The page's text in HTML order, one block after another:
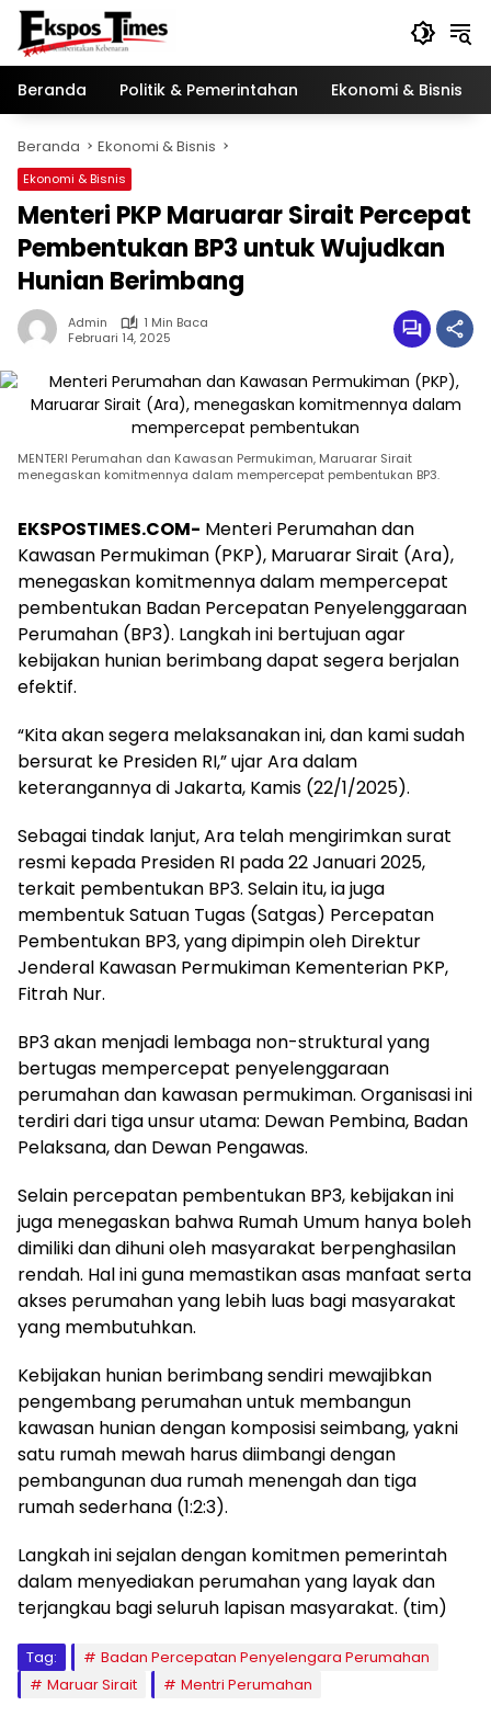
Langsung
konten
Beranda
Politik & Pemerintahan Ekonomi & Bisnis
Beranda Ekonomi & Bisnis
Ekonomi & Bisnis
Menteri PKP Maruarar Sirait Percepat
Pembentukan BP3 untuk Wujudkan
Hunian Berimbang
Admin
1 Min Baca
Februari 14, 2025
MENTERI Perumahan dan Kawasan Permukiman, Maruarar Sirait
menegaskan komitmennya dalam mempercepat pembentukan BP3.
EKSPOSTIMES.COM- Menteri Perumahan dan
Kawasan Permukiman (PKP), Maruarar Sirait (Ara),
menegaskan komitmennya dalam mempercepat
pembentukan Badan Percepatan Penyelenggaraan
Perumahan (BP3). Langkah ini bertujuan agar
kebijakan hunian berimbang dapat segera berjalan
efektif.
“Kita akan segera melaksanakan ini, dan kami sudah
bersurat ke Presiden RI,” ujar Ara dalam
keterangannya di Jakarta, Kamis (22/1/2025).
Sebagai tindak lanjut, Ara telah mengirimkan surat
resmi kepada Presiden RI pada 22 Januari 2025,
terkait pembentukan BP3. Selain itu, ia juga
membentuk Satuan Tugas (Satgas) Percepatan
Pembentukan BP3, yang dipimpin oleh Direktur
Jenderal Kawasan Permukiman Kementerian PKP,
Fitrah Nur.
BP3 akan menjadi lembaga non-struktural yang
bertugas mempercepat penyelenggaraan
perumahan dan kawasan permukiman. Organisasi ini
terdiri dari tiga unsur utama: Dewan Pembina, Badan
Pelaksana, dan Dewan Pengawas.
Selain percepatan pembentukan BP3, kebijakan ini
juga menegaskan bahwa Rumah Umum hanya boleh
dimiliki dan dihuni oleh masyarakat berpenghasilan
rendah. Hal ini guna memastikan asas manfaat serta
akses perumahan yang lebih luas bagi masyarakat
yang membutuhkan.
Kebijakan hunian berimbang sendiri mewajibkan
pengembang perumahan untuk membangun
kawasan hunian dengan komposisi seimbang, yakni
satu rumah mewah harus diimbangi dengan
pembangunan dua rumah menengah dan tiga
rumah sederhana (1:2:3).
Langkah ini sejalan dengan komitmen pemerintah
dalam menyediakan perumahan yang layak dan
terjangkau bagi seluruh lapisan masyarakat. (tim)
Tag:
Badan Percepatan Penyelengara Perumahan
Maruar Sirait
Mentri Perumahan